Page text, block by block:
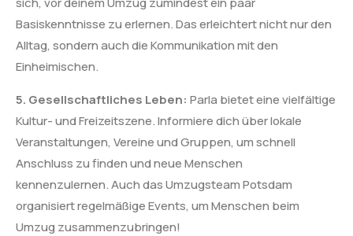
Basiskenntnisse zu erlernen. Das erleichtert nicht nur den
Alltag, sondern auch die Kommunikation mit den
Einheimischen.
5. Gesellschaftliches Leben: Parla bietet eine vielfältige
Kultur- und Freizeitszene. Informiere dich über lokale
Veranstaltungen, Vereine und Gruppen, um schnell
Anschluss zu finden und neue Menschen
kennenzulernen. Auch das Umzugsteam Potsdam
organisiert regelmäßige Events, um Menschen beim
Umzug zusammenzubringen!